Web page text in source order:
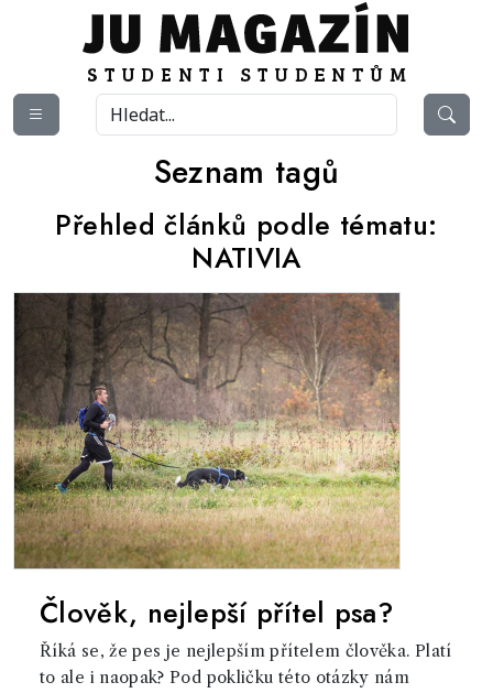
Seznam tagů
Přehled článků podle tématu:
NATIVIA
Člověk, nejlepší přítel psa?
Říká se, že pes je nejlepším přítelem člověka. Platí
to ale i naopak? Pod pokličku této otázky nám